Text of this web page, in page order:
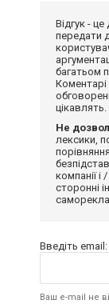
Відгук -
передати
багатьом
Коментарі
цікавлять.
Не
лексики,
компанії і
сторонні
Введіть email:
Ваш e-mail не